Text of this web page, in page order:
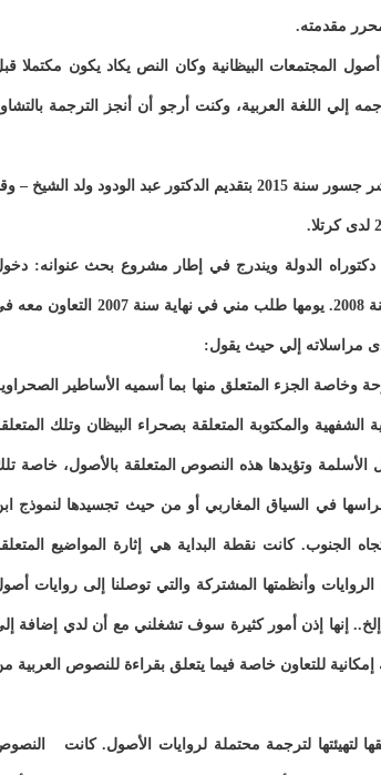
مقدمته.
روايات أصول المجتمعات البيظانية وكان النص يكاد يكون مكتملا
إلي اللغة العربية، وكنت أرجو أن أنجز الترجمة
إن هذه الترجمة هي تحية وزلفى له ولجهوده وقد نشرت وصدرت لدى دار النشر جسور سنة 2015 بتقديم الدكتور عبد الودود ولد الشيخ
الدولة ويندرج في إطار مشروع بحث عنوانه:
الإسلام والتعريب، إلى غرب الصحراء والذي بدأناه أنا وبيير بونت في نهاية سنة 2008. يومها طلب مني في نهاية سنة 2007
مراسلاته إلي حيث يقول:
الجزء المتعلق منها بما أسميه الأساطير
والمكتوبة المتعلقة بصحراء البيظان وتلك
وتؤيدها هذه النصوص المتعلقة بالأصول، خاصة
في السياق المغاربي أو من حيث تجسيدها لنموذج
الجنوب. كانت نقطة البداية هي إثارة المواضيع
وأنظمتها المشتركة والتي توصلنا إلى روايات
إنها إذن أمور كثيرة سوف تشغلني مع أن لدي إضافة
للتعاون خاصة فيما يتعلق بقراءة للنصوص العربية
لتهيئتها لترجمة محتملة لروايات الأصول. كانت